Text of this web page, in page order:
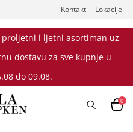
Kontakt Lokacije
proljetni i ljetni asortiman uz
dostavu za sve kupnje u
do 09.08.
0